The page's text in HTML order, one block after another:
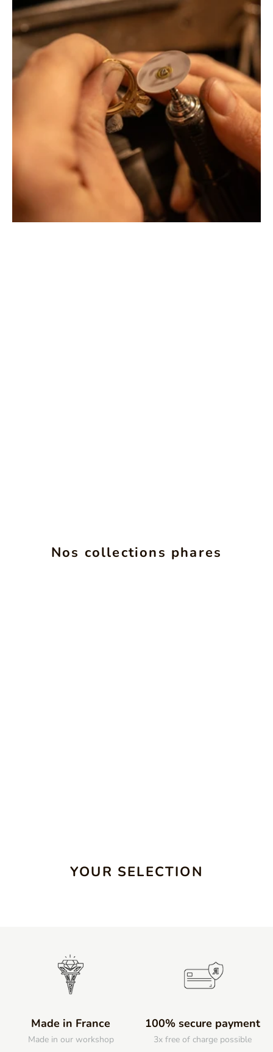
Montbrison, Lyon, Paris
Philippe & mathieu tournaire
Creative jewelers, revolutionize the codes of traditional
Jewellery with unusual shapes and colors. Beyond
fashion, Tournaire has forged its style of character and
elevation by drawing on its travels and encounters.
La Maison Tournaire opened its doors in 1984 in
Montbrison, France, and today offers its jewelry in
Nos collections phares
ALCHIMIE
YOUR SELECTION
Made in France
Made in our workshop
100% secure payment
3x free of charge possible